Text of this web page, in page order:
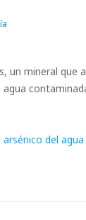
mineral que
del agua